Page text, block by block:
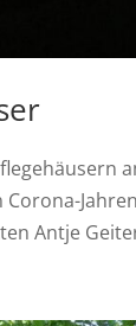
Antje